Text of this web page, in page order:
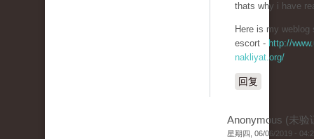
thats why i have
Here is my weblog
escort - http://
nakliyat.org/
回复
Anonymous (未验
星期四, 06/06/2019 -